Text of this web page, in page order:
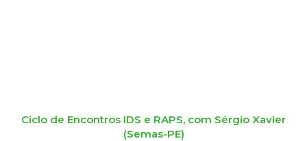
Ciclo de Encontros IDS e RAPS, com Sérgio Xavier
(Semas-PE)